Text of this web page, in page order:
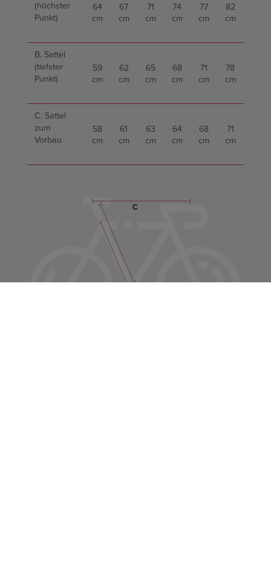
(höchster
Punkt)
64
cm
67
cm
71
cm
74
cm
77
cm
82
cm
B. Sattel
(tiefster
Punkt)
59
cm
62
cm
65
cm
68
cm
71
cm
78
cm
C. Sattel
zum
Vorbau
58
cm
61
cm
63
cm
64
cm
68
cm
71
cm